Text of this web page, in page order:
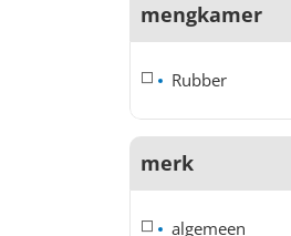
mengkamer
Rubber
merk
algemeen